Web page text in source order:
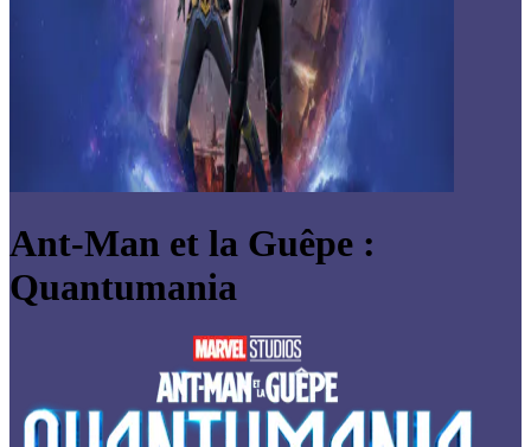
Ant-Man et la Guêpe :
Quantumania